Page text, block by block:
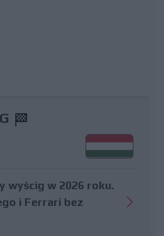
wyścig w 2026 roku.
i Ferrari bez